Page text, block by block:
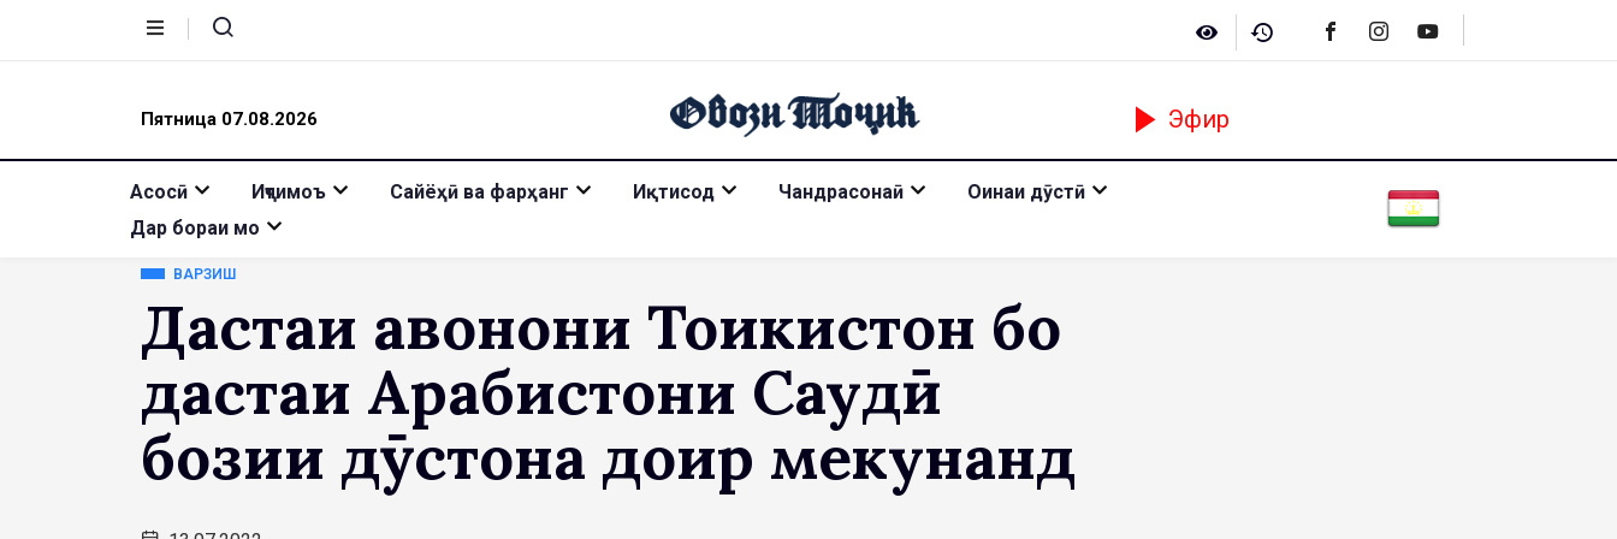
Пятница 07.08.2026 Эфир
Асосӣ Иҷтимоъ Сайёҳӣ ва фарҳанг Иқтисод Чандрасонаӣ
Оинаи дӯстӣ
Дар бораи мо
ВАРЗИШ
Дастаи ҷавонони Тоҷикистон бо
дастаи Арабистони Саудӣ
бозии дӯстона доир мекунанд